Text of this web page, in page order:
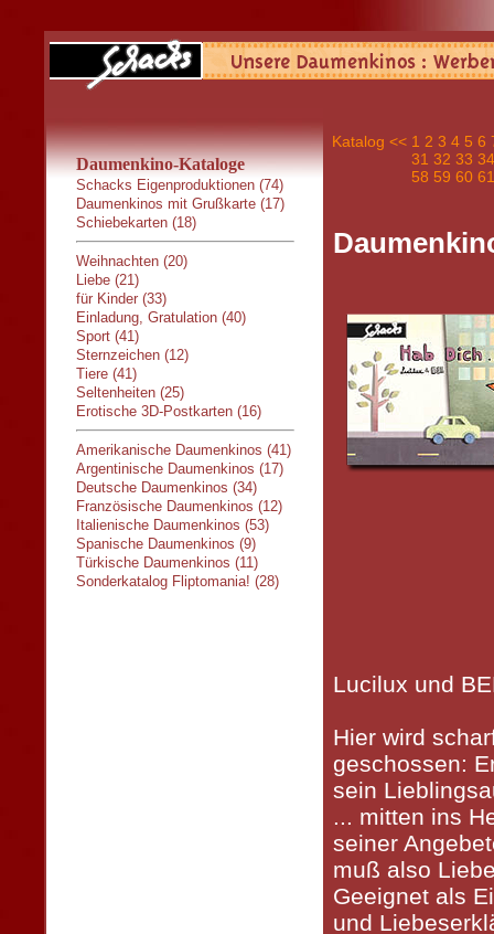
Daumenkino-Kataloge
Schacks Eigenproduktionen (74)
Daumenkinos mit Grußkarte (17)
Schiebekarten (18)
Weihnachten (20)
Liebe (21)
für Kinder (33)
Einladung, Gratulation (40)
Sport (41)
Sternzeichen (12)
Tiere (41)
Seltenheiten (25)
Erotische 3D-Postkarten (16)
Amerikanische Daumenkinos (41)
Argentinische Daumenkinos (17)
Deutsche Daumenkinos (34)
Französische Daumenkinos (12)
Italienische Daumenkinos (53)
Spanische Daumenkinos (9)
Türkische Daumenkinos (11)
Sonderkatalog Fliptomania! (28)
Katalog << 1 2 3 4 5 6
31 32 33 34
58 59 60 61
Lucilux und
Hier wird
geschossen:
sein
... mitten ins
seiner
muß also
Geeignet als
und